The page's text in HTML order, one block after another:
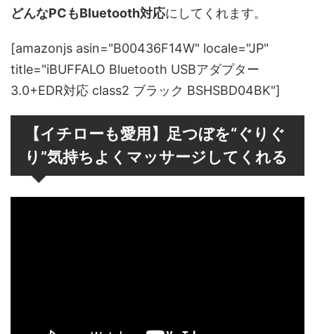
どんなPCもBluetooth対応にしてくれます。
[amazonjs asin="B00436F14W" locale="JP"
title="iBUFFALO Bluetooth USBアダプター
3.0+EDR対応 class2 ブラック BSHSBD04BK"]
【イチローも愛用】足つぼを“ぐりぐ
り”気持ちよくマッサージしてくれる